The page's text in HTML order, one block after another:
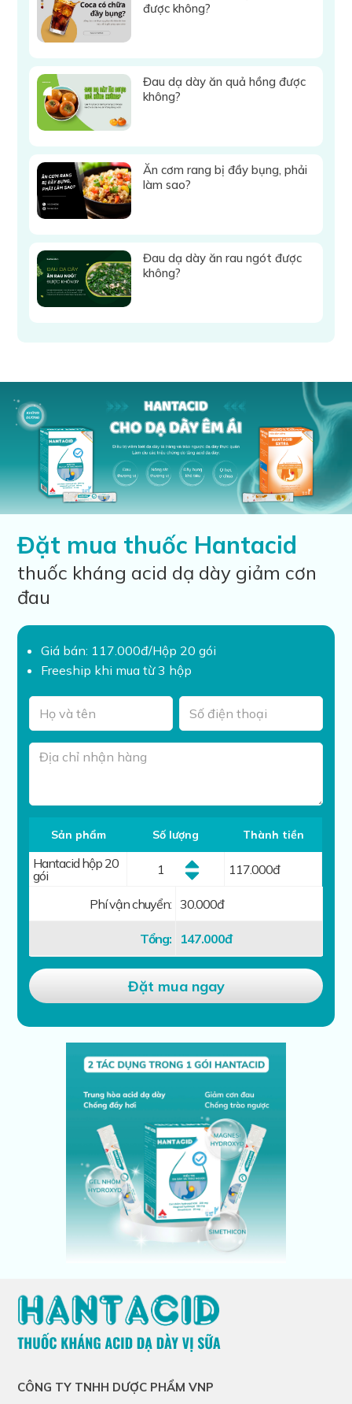
được không?
Đau dạ dày ăn quả hồng được
không?
Ăn cơm rang bị đầy bụng, phải
làm sao?
Đau dạ dày ăn rau ngót được
không?
Đặt mua thuốc Hantacid
thuốc kháng acid dạ dày giảm cơn
đau
Giá bán: 117.000đ/Hộp 20 gói
Freeship khi mua từ 3 hộp
Sản phẩm
Hantacid hộp 20
gói
Số lượng Thành tiền
117.000đ
Phí vận chuyển: 30.000đ
Tổng: 147.000đ
CÔNG TY TNHH DƯỢC PHẨM VNP